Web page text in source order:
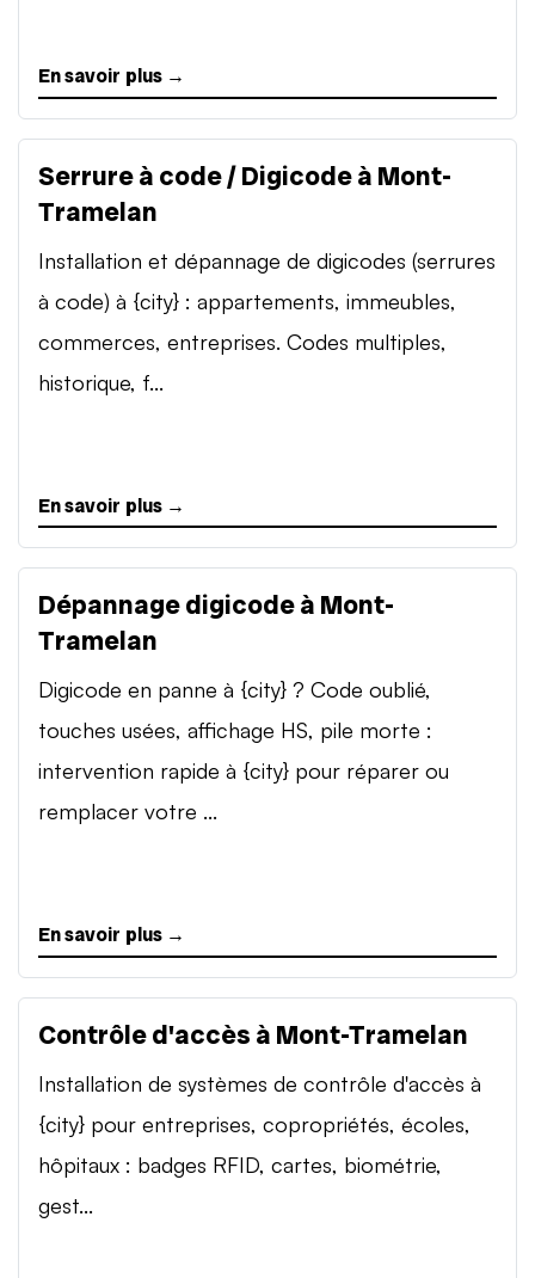
En savoir plus →
Serrure à code / Digicode à Mont-
Tramelan
Installation et dépannage de digicodes (serrures
à code) à {city} : appartements, immeubles,
commerces, entreprises. Codes multiples,
historique, f...
En savoir plus →
Dépannage digicode à Mont-
Tramelan
Digicode en panne à {city} ? Code oublié,
touches usées, affichage HS, pile morte :
intervention rapide à {city} pour réparer ou
remplacer votre ...
En savoir plus →
Contrôle d'accès à Mont-Tramelan
Installation de systèmes de contrôle d'accès à
{city} pour entreprises, copropriétés, écoles,
hôpitaux : badges RFID, cartes, biométrie,
gest...